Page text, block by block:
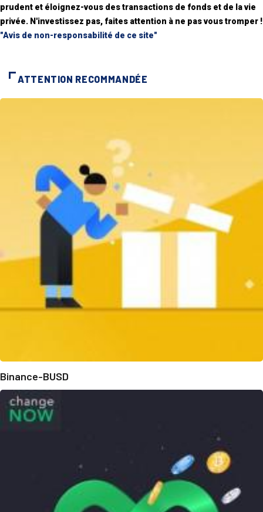
prudent et éloignez-vous des transactions de fonds et de la vie
privée. N'investissez pas, faites attention à ne pas vous tromper !
"Avis de non-responsabilité de ce site"
ATTENTION RECOMMANDÉE
Binance-BUSD